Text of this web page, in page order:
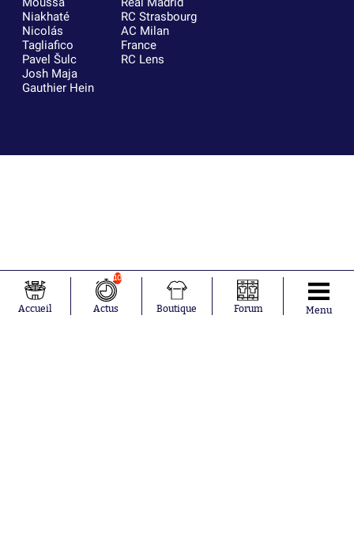
Niakhaté
Nicolás
Tagliafico
Pavel Šulc
Josh Maja
Gauthier Hein
RC Strasbourg
AC Milan
France
RC Lens
Accueil
10
Actus Boutique Forum Menu